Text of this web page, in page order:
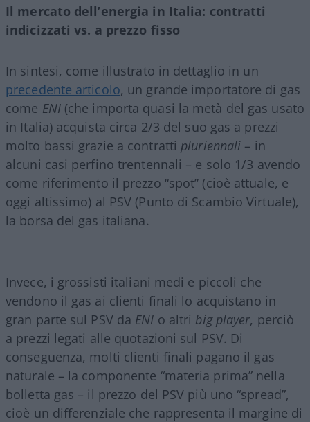
Il mercato dell’energia in Italia: contratti
indicizzati vs. a prezzo fisso
In sintesi, come illustrato in dettaglio in un
precedente articolo, un grande importatore di gas
come ENI (che importa quasi la metà del gas usato
in Italia) acquista circa 2/3 del suo gas a prezzi
molto bassi grazie a contratti pluriennali – in
alcuni casi perfino trentennali – e solo 1/3 avendo
come riferimento il prezzo “spot” (cioè attuale, e
oggi altissimo) al PSV (Punto di Scambio Virtuale),
la borsa del gas italiana.
Invece, i grossisti italiani medi e piccoli che
vendono il gas ai clienti finali lo acquistano in
gran parte sul PSV da ENI o altri big player, perciò
a prezzi legati alle quotazioni sul PSV. Di
conseguenza, molti clienti finali pagano il gas
naturale – la componente “materia prima” nella
bolletta gas – il prezzo del PSV più uno “spread”,
cioè un differenziale che rappresenta il margine di